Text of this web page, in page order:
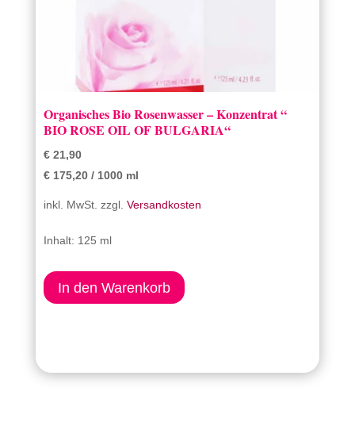
Organisches Bio Rosenwasser – Konzentrat “
BIO ROSE OIL OF BULGARIA“
€21,90
€175,20/ 1000 ml
inkl. MwSt. zzgl. Versandkosten
Inhalt: 125 ml
In den Warenkorb